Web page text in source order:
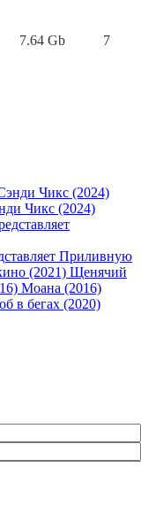
7.64 Gb 7
Чикс (2024)
Приливную
Щенячий
Моана (2016)
в бегах (2020)